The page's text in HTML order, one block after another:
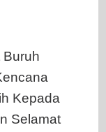
Buruh
Kepada
Selamat